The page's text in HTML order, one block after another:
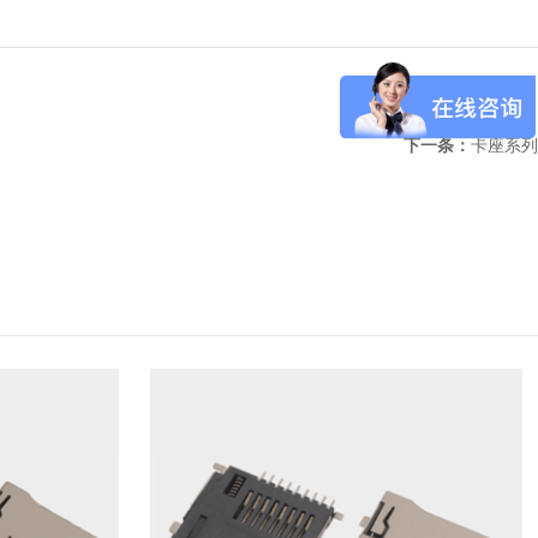
下一条： 卡座系列